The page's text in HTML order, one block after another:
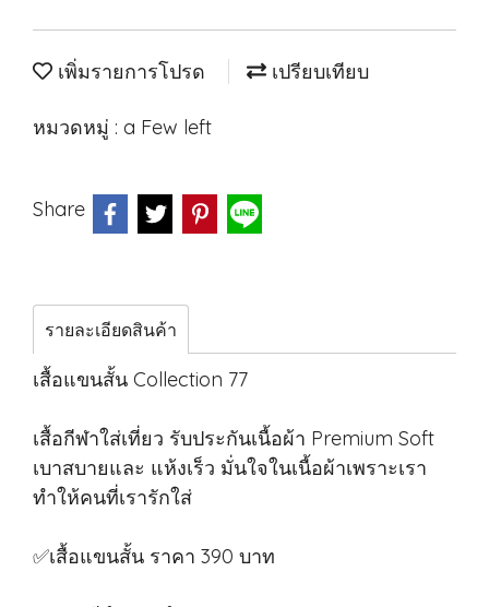
เพิ่มรายการโปรด เปรียบเทียบ
หมวดหมู่ : a Few left
Share
รายละเอียดสินค้า
เสื้อแขนสั้น Collection 77
เสื้อกีฬาใส่เที่ยว รับประกันเนื้อผ้า Premium Soft
เบาสบายและ แห้งเร็ว มั่นใจในเนื้อผ้าเพราะเรา
ทำให้คนที่เรารักใส่
✅เสื้อแขนสั้น ราคา 390 บาท